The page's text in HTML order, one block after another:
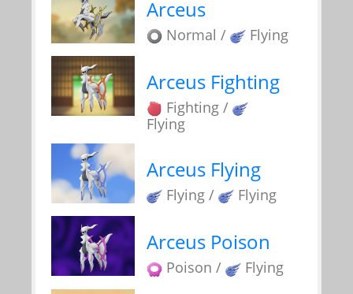
Arceus
Normal / Flying
Arceus Fighting
Fighting /
Flying
Arceus Flying
Flying / Flying
Arceus Poison
Poison / Flying